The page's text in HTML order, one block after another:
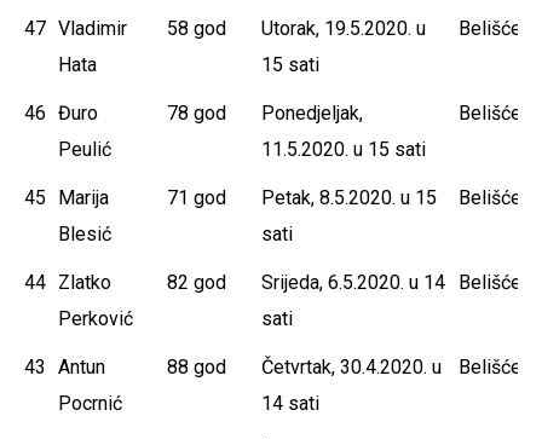
47 Vladimir
Hata
58 god
Utorak, 19.5.2020. u
15 sati
Belišće
46 Đuro
Peulić
78 god
Ponedjeljak,
11.5.2020. u 15 sati
Belišće
45
Marija
Blesić
71 god
Petak, 8.5.2020. u 15
sati
Belišće
44 Zlatko
Perković
82 god
Srijeda, 6.5.2020. u 14
sati
Belišće
43
Antun
Pocrnić
88 god
Četvrtak, 30.4.2020. u
14 sati
Belišće